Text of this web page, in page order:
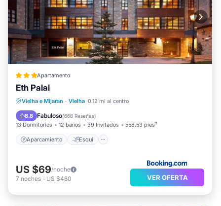
Apartamento
Eth Palai
Vielha e Mijaran · Vielha 0.12 mi al centro
8.8 Fabuloso(668 Reseñas)
13 Dormitorios 12 baños 39 Invitados 558.53 pies²
Aparcamiento Esquí
Aparcamiento Esquí
Apto para niños
US $69/noche
7 noches - US $480 VER OFERTA